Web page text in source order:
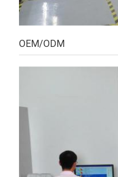
OEM/ODM